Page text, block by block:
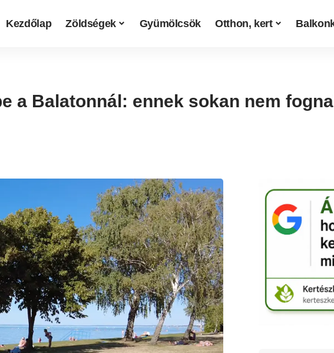
Kezdőlap Zöldségek Gyümölcsök Otthon, kert
a Balatonnál: ennek sokan nem